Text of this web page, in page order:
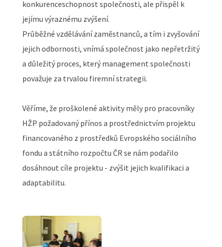
konkurenceschopnost společnosti, ale přispěl k
jejímu výraznému zvýšení.
Průběžné vzdělávání zaměstnanců, a tím i zvyšování
jejich odbornosti, vnímá společnost jako nepřetržitý
a důležitý proces, který management společnosti
považuje za trvalou firemní strategii.
Věříme, že proškolené aktivity měly pro pracovníky
HŽP požadovaný přínos a prostřednictvím projektu
financovaného z prostředků Evropského sociálního
fondu a státního rozpočtu ČR se nám podařilo
dosáhnout cíle projektu - zvýšit jejich kvalifikaci a
adaptabilitu.